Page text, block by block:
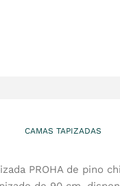
CAMAS TAPIZADAS